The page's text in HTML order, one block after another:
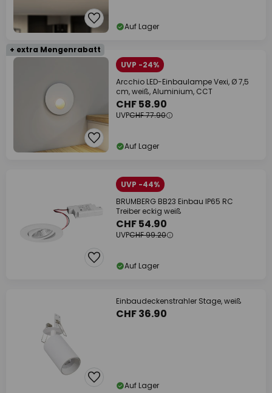
Auf Lager
+ extra Mengenrabatt
UVP -24%
Arcchio LED-Einbaulampe Vexi, Ø 7,5
cm, weiß, Aluminium, CCT
CHF 58.90
UVPCHF 77.90
Auf Lager
UVP -44%
BRUMBERG BB23 Einbau IP65 RC
Treiber eckig weiß
CHF 54.90
UVPCHF 99.20
Auf Lager
Einbaudeckenstrahler Stage, weiß
CHF 36.90
Auf Lager